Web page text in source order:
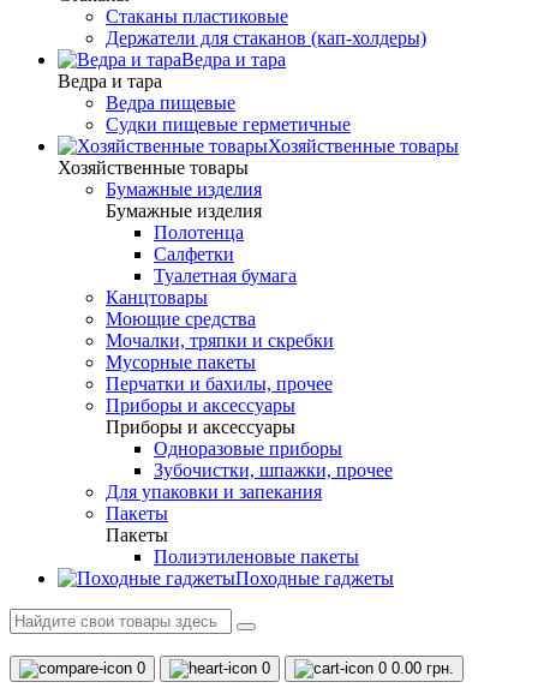
Стаканы пластиковые
Держатели для стаканов (кап-холдеры)
Ведра и тара
Ведра и тара
Ведра пищевые
Судки пищевые герметичные
Хозяйственные товары
Хозяйственные товары
Бумажные изделия
Бумажные изделия
Полотенца
Салфетки
Туалетная бумага
Канцтовары
Моющие средства
Мочалки, тряпки и скребки
Мусорные пакеты
Перчатки и бахилы, прочее
Приборы и аксессуары
Приборы и аксессуары
Одноразовые приборы
Зубочистки, шпажки, прочее
Для упаковки и запекания
Пакеты
Пакеты
Полиэтиленовые пакеты
Походные гаджеты
0 0 0 0.00 грн.